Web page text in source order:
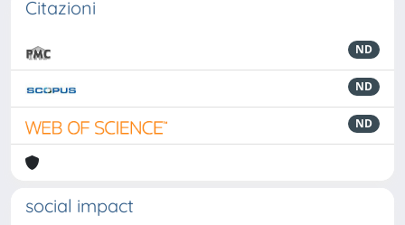
Citazioni
ND
ND
ND
social impact